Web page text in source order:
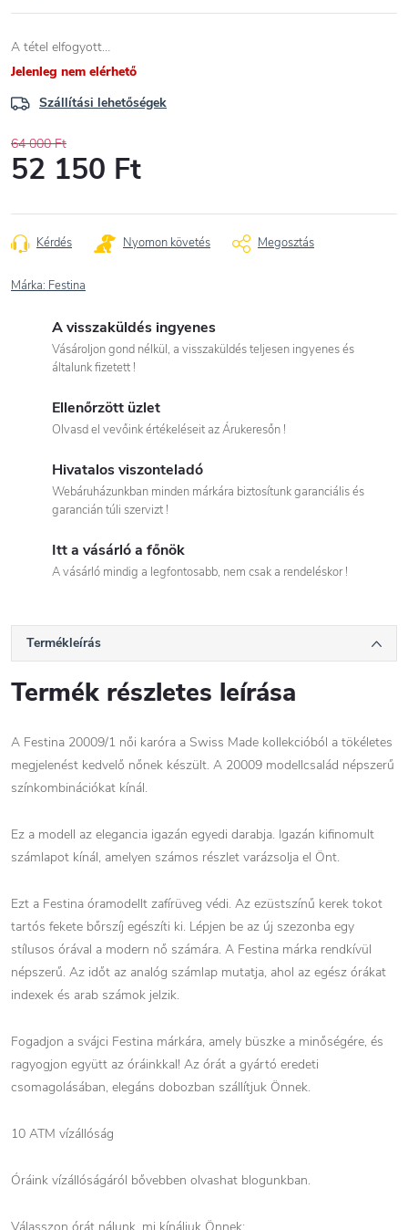
A tétel elfogyott…
Jelenleg nem elérhető
Szállítási lehetőségek
64 000 Ft
52 150 Ft
Kérdés Nyomon követés Megosztás
Márka: Festina
A visszaküldés ingyenes
Vásároljon gond nélkül, a visszaküldés teljesen ingyenes és
általunk fizetett !
Ellenőrzött üzlet
Olvasd el vevőink értékeléseit az Árukeresőn !
Hivatalos viszonteladó
Webáruházunkban minden márkára biztosítunk garanciális és
garancián túli szervizt !
Itt a vásárló a főnök
A vásárló mindig a legfontosabb, nem csak a rendeléskor !
Termékleírás
Termék részletes leírása
A Festina 20009/1 női karóra a Swiss Made kollekcióból a tökéletes
megjelenést kedvelő nőnek készült. A 20009 modellcsalád népszerű
színkombinációkat kínál.
Ez a modell az elegancia igazán egyedi darabja. Igazán kifinomult
számlapot kínál, amelyen számos részlet varázsolja el Önt.
Ezt a Festina óramodellt zafírüveg védi. Az ezüstszínű kerek tokot
tartós fekete bőrszíj egészíti ki. Lépjen be az új szezonba egy
stílusos órával a modern nő számára. A Festina márka rendkívül
népszerű. Az időt az analóg számlap mutatja, ahol az egész órákat
indexek és arab számok jelzik.
Fogadjon a svájci Festina márkára, amely büszke a minőségére, és
ragyogjon együtt az óráinkkal! Az órát a gyártó eredeti
csomagolásában, elegáns dobozban szállítjuk Önnek.
10 ATM vízállóság
Óráink vízállóságáról bővebben olvashat blogunkban.